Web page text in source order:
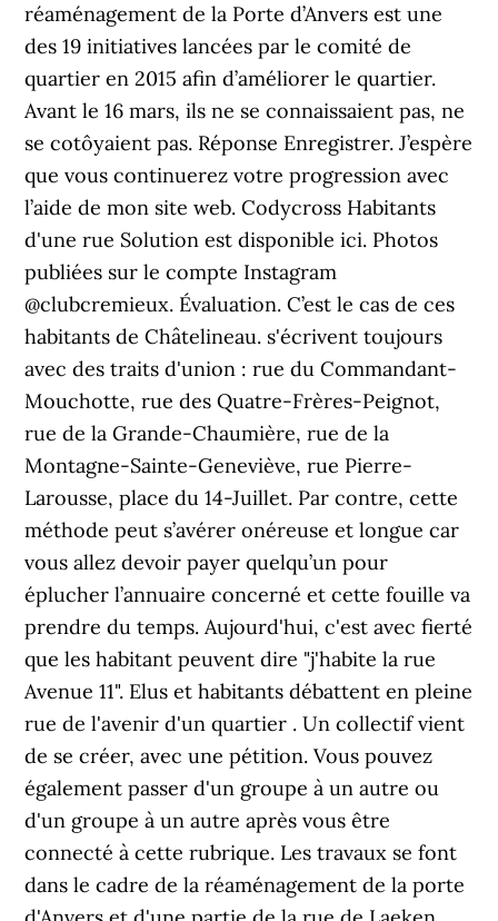
réaménagement de la Porte d’Anvers est une
des 19 initiatives lancées par le comité de
quartier en 2015 afin d’améliorer le quartier.
Avant le 16 mars, ils ne se connaissaient pas, ne
se cotôyaient pas. Réponse Enregistrer. J’espère
que vous continuerez votre progression avec
l’aide de mon site web. Codycross Habitants
d'une rue Solution est disponible ici. Photos
publiées sur le compte Instagram
@clubcremieux. Évaluation. C’est le cas de ces
habitants de Châtelineau. s'écrivent toujours
avec des traits d'union : rue du Commandant-
Mouchotte, rue des Quatre-Frères-Peignot,
rue de la Grande-Chaumière, rue de la
Montagne-Sainte-Geneviève, rue Pierre-
Larousse, place du 14-Juillet. Par contre, cette
méthode peut s’avérer onéreuse et longue car
vous allez devoir payer quelqu’un pour
éplucher l’annuaire concerné et cette fouille va
prendre du temps. Aujourd'hui, c'est avec fierté
que les habitant peuvent dire "j'habite la rue
Avenue 11". Elus et habitants débattent en pleine
rue de l'avenir d'un quartier . Un collectif vient
de se créer, avec une pétition. Vous pouvez
également passer d'un groupe à un autre ou
d'un groupe à un autre après vous être
connecté à cette rubrique. Les travaux se font
dans le cadre de la réaménagement de la porte